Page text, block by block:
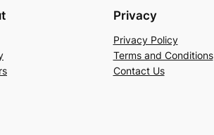
Privacy
Privacy Policy
Terms and Conditions
Contact Us